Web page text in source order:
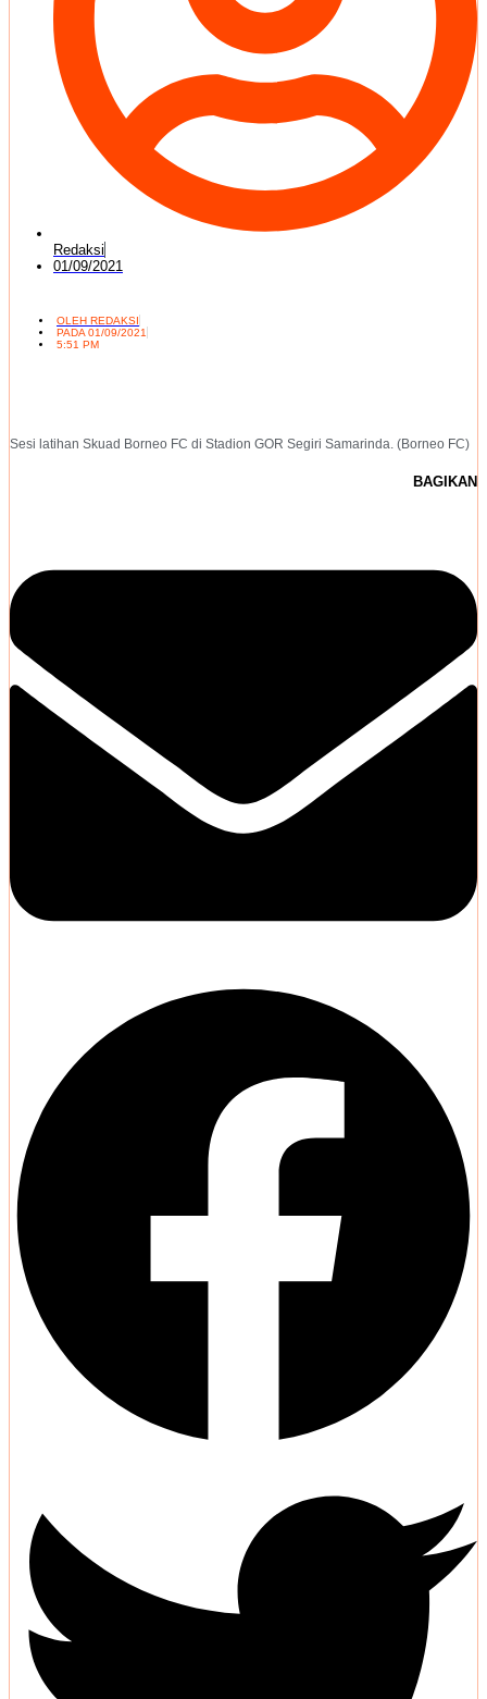
Redaksi
01/09/2021
OLEH REDAKSI
PADA01/09/2021
5:51 PM
Sesi latihan Skuad Borneo FC di Stadion GOR Segiri Samarinda. (Borneo FC)
BAGIKAN